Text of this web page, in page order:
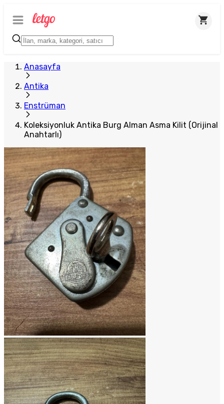
Anasayfa
Antika
Enstrüman
Koleksiyonluk Antika Burg Alman Asma Kilit (Orijinal
Anahtarlı)
Plus Satıcı